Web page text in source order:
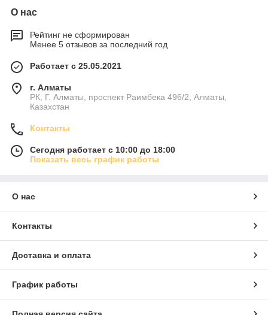
О нас
Рейтинг не сформирован
Менее 5 отзывов за последний год
Работает с 25.05.2021
г. Алматы
РК, Г. Алматы, проспект Раимбека 496/2, Алматы,
Казахстан
Контакты
Сегодня работает с 10:00 до 18:00
Показать весь график работы
О нас
Контакты
Доставка и оплата
График работы